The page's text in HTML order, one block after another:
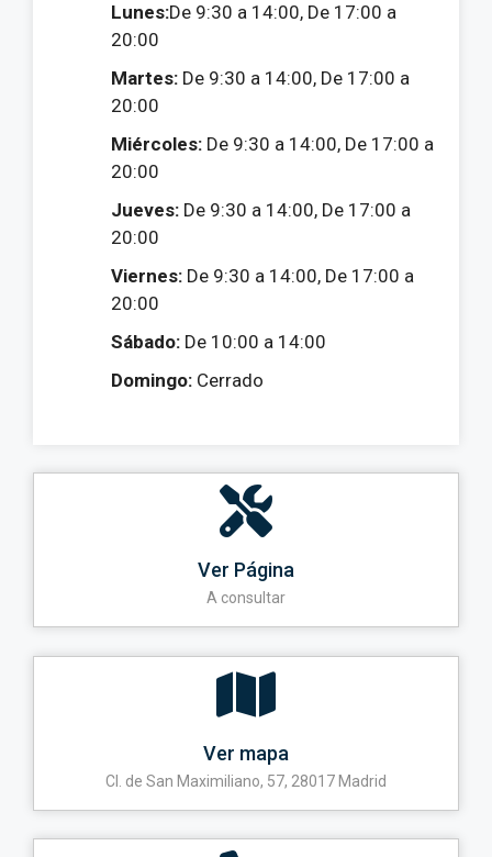
Lunes:De 9:30 a 14:00, De 17:00 a
20:00
Martes: De 9:30 a 14:00, De 17:00 a
20:00
Miércoles: De 9:30 a 14:00, De 17:00 a
20:00
Jueves: De 9:30 a 14:00, De 17:00 a
20:00
Viernes: De 9:30 a 14:00, De 17:00 a
20:00
Sábado: De 10:00 a 14:00
Domingo: Cerrado
Ver Página
A consultar
Ver mapa
Cl. de San Maximiliano, 57, 28017 Madrid